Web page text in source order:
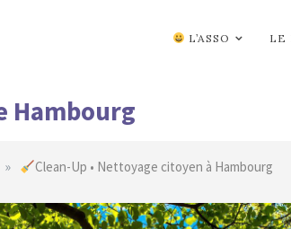
Hambourg
L’ASSO LE
» Clean-Up • Nettoyage citoyen à Hambourg